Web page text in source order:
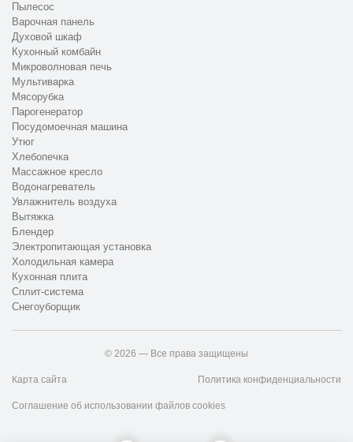
Пылесос
Варочная панель
Духовой шкаф
Кухонный комбайн
Микроволновая печь
Мультиварка
Мясорубка
Парогенератор
Посудомоечная машина
Утюг
Хлебопечка
Массажное кресло
Водонагреватель
Увлажнитель воздуха
Вытяжка
Блендер
Электропитающая установка
Холодильная камера
Кухонная плита
Сплит-система
Снегоуборщик
© 2026 — Все права защищены
Карта сайта Политика конфиденциальности
Соглашение об использовании файлов cookies